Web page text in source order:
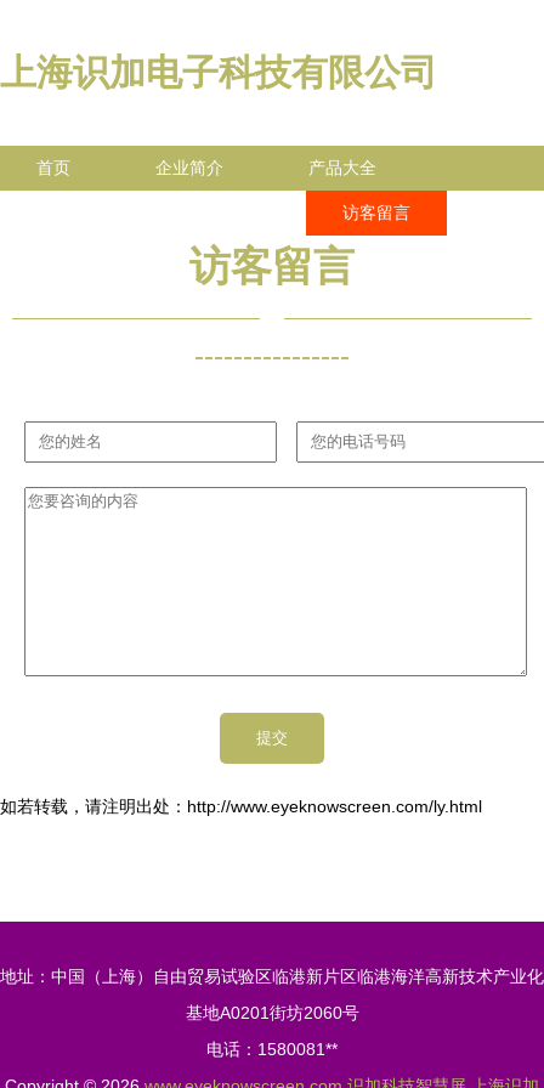
上海识加电子科技有限公司
首页 企业简介 产品大全
访客留言
访客留言
----------------
如若转载，请注明出处：http://www.eyeknowscreen.com/ly.html
地址：中国（上海）自由贸易试验区临港新片区临港海洋高新技术产业化
基地A0201街坊2060号
电话：1580081**